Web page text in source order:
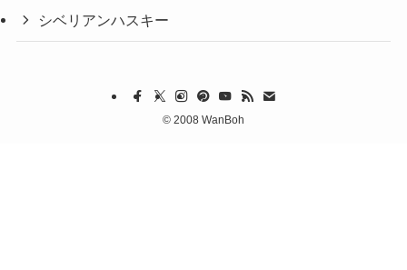
シベリアンハスキー
© 2008 WanBoh